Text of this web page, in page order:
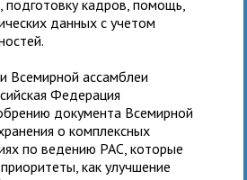
кадров, помощь,
данных с учетом
Всемирной ассамблеи
Федерация
документа Всемирной
о комплексных
по ведению РАС, которые
как улучшение